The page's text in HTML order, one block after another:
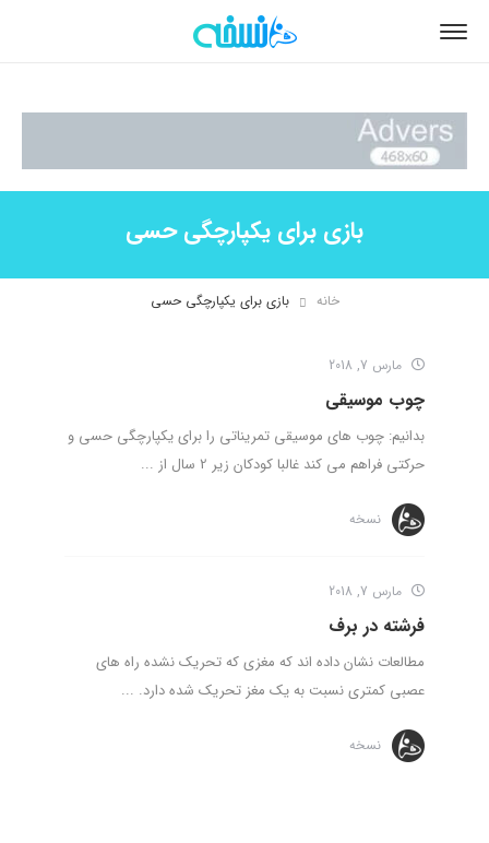
بازی برای یکپارچگی حسی
خانه بازی برای یکپارچگی حسی
مارس 7, 2018
چوب موسیقی
بدانیم: چوب های موسیقی تمریناتی را برای یکپارچگی حسی و
حرکتی فراهم می کند غالبا کودکان زیر 2 سال از ...
نسخه
مارس 7, 2018
فرشته در برف
مطالعات نشان داده اند که مغزی که تحریک نشده راه های
عصبی کمتری نسبت به یک مغز تحریک شده دارد. ...
نسخه